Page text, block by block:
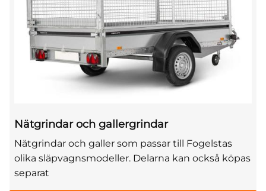
Nätgrindar och gallergrindar
Nätgrindar och galler som passar till Fogelstas
olika släpvagnsmodeller. Delarna kan också köpas
separat